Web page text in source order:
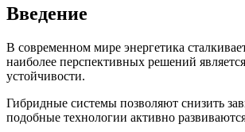
Введение
В современном мире энергетика
наиболее перспективных решений
устойчивости.
Гибридные системы позволяют снизить
подобные технологии активно